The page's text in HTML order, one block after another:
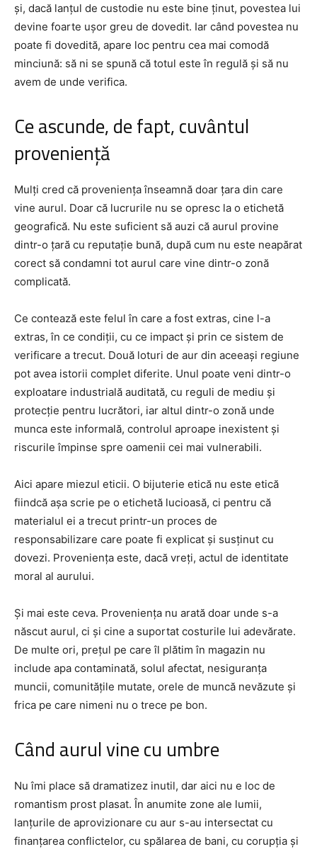
și, dacă lanțul de custodie nu este bine ținut, povestea lui
devine foarte ușor greu de dovedit. Iar când povestea nu
poate fi dovedită, apare loc pentru cea mai comodă
minciună: să ni se spună că totul este în regulă și să nu
avem de unde verifica.
Ce ascunde, de fapt, cuvântul
proveniență
Mulți cred că proveniența înseamnă doar țara din care
vine aurul. Doar că lucrurile nu se opresc la o etichetă
geografică. Nu este suficient să auzi că aurul provine
dintr-o țară cu reputație bună, după cum nu este neapărat
corect să condamni tot aurul care vine dintr-o zonă
complicată.
Ce contează este felul în care a fost extras, cine l-a
extras, în ce condiții, cu ce impact și prin ce sistem de
verificare a trecut. Două loturi de aur din aceeași regiune
pot avea istorii complet diferite. Unul poate veni dintr-o
exploatare industrială auditată, cu reguli de mediu și
protecție pentru lucrători, iar altul dintr-o zonă unde
munca este informală, controlul aproape inexistent și
riscurile împinse spre oamenii cei mai vulnerabili.
Aici apare miezul eticii. O bijuterie etică nu este etică
fiindcă așa scrie pe o etichetă lucioasă, ci pentru că
materialul ei a trecut printr-un proces de
responsabilizare care poate fi explicat și susținut cu
dovezi. Proveniența este, dacă vreți, actul de identitate
moral al aurului.
Și mai este ceva. Proveniența nu arată doar unde s-a
născut aurul, ci și cine a suportat costurile lui adevărate.
De multe ori, prețul pe care îl plătim în magazin nu
include apa contaminată, solul afectat, nesiguranța
muncii, comunitățile mutate, orele de muncă nevăzute și
frica pe care nimeni nu o trece pe bon.
Când aurul vine cu umbre
Nu îmi place să dramatizez inutil, dar aici nu e loc de
romantism prost plasat. În anumite zone ale lumii,
lanțurile de aprovizionare cu aur s-au intersectat cu
finanțarea conflictelor, cu spălarea de bani, cu corupția și